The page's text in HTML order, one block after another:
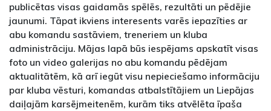
publicētas visas gaidamās spēlēs, rezultāti un pēdējie
jaunumi. Tāpat ikviens interesents varēs iepazīties ar
abu komandu sastāviem, treneriem un kluba
administrāciju. Mājas lapā būs iespējams apskatīt visas
foto un video galerijas no abu komandu pēdējam
aktualitātēm, kā arī iegūt visu nepieciešamo informāciju
par kluba vēsturi, komandas atbalstītājiem un Liepājas
daiļajām karsējmeitenēm, kurām tiks atvēlēta īpaša